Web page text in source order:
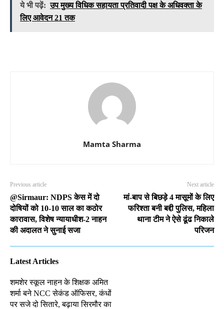
ये भी पढ़ें: उप मुख्य विधिक सहायता प्रतिवादी पक्ष के अधिवक्ता के
लिए आवेदन 21 तक
Mamta Sharma
Previous article
@Sirmaur: NDPS केस में दो
दोषियों को 10-10 साल का कठोर
कारावास, विशेष न्यायाधीश-2 नाहन
की अदालत ने सुनाई सजा
Next article
मां-बाप से बिछड़े 4 मासूमों के लिए
फरिश्ता बनी बद्दी पुलिस, महिला
थाना टीम ने ऐसे ढूंढ निकाले
परिजन
Latest Articles
शमशेर स्कूल नाहन के शिक्षक अमित
शर्मा बने NCC सेकंड ऑफिसर, कंधों
पर सजे दो सितारे, बढ़ाया सिरमौर का